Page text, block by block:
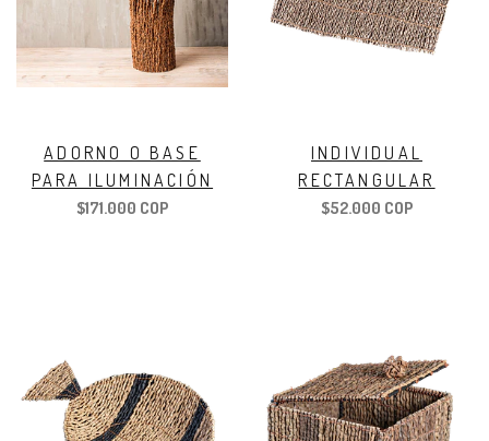
ADORNO O BASE
PARA ILUMINACIÓN
$171.000 COP
INDIVIDUAL
RECTANGULAR
$52.000 COP